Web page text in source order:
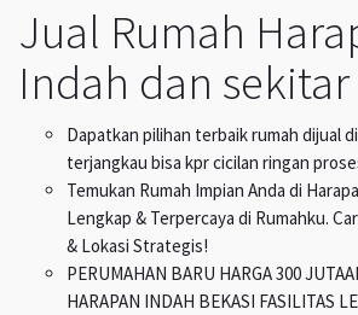
Jual Rumah
Indah dan
Dapatkan pilihan terbaik rumah dijual
terjangkau bisa kpr cicilan ringan
Temukan Rumah Impian Anda di
Lengkap & Terpercaya di Rumahku.
& Lokasi Strategis!
PERUMAHAN BARU HARGA 300
HARAPAN INDAH BEKASI FASILITAS